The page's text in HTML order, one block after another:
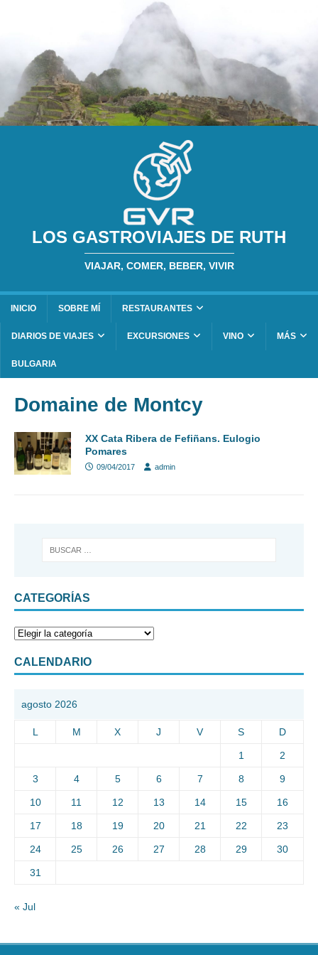
LOS GASTROVIAJES DE RUTH
VIAJAR, COMER, BEBER, VIVIR
INICIO SOBRE MÍ RESTAURANTES
DIARIOS DE VIAJES EXCURSIONES VINO MÁS
BULGARIA
Domaine de Montcy
XX Cata Ribera de Fefiñans. Eulogio
Pomares
09/04/2017 admin
CATEGORÍAS
CALENDARIO
agosto 2026
L M X J V S D
1 2
3 4 5 6 7 8 9
10 11 12 13 14 15 16
17 18 19 20 21 22 23
24 25 26 27 28 29 30
31
« Jul